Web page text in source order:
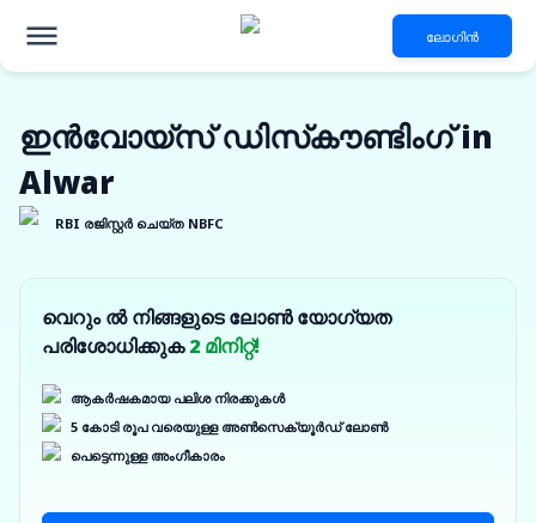
ലോഗിൻ
ഇൻവോയ്‌സ് ഡിസ്‌കൗണ്ടിംഗ് in
Alwar
RBI രജിസ്റ്റർ ചെയ്ത NBFC
വെറും ൽ നിങ്ങളുടെ ലോൺ യോഗ്യത
പരിശോധിക്കുക2 മിനിറ്റ്!
ആകർഷകമായ പലിശ നിരക്കുകൾ
5 കോടി രൂപ വരെയുള്ള അൺസെക്യൂർഡ് ലോൺ
പെട്ടെന്നുള്ള അംഗീകാരം